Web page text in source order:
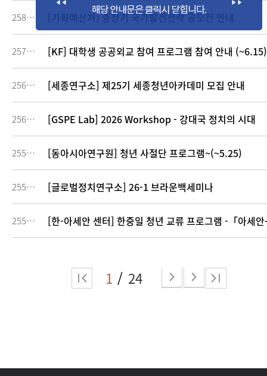
258010 [기획예산처] 중장기 국가발전전략 공모전 안내
257517 [KF] 대학생 공공외교 참여 프로그램 참여 안내 (~6.15)
256740 [세종연구소] 제25기 세종청년아카데미 모집 안내
256295 [GSPE Lab] 2026 Workshop - 강대국 정치의 시대
255705 [동아시아연구원] 청년 사절단 프로그램~(~5.25)
255704 [글로벌정치연구소] 26-1 브라운백세미나
255702 [한-아세안 센터] 한중일 청년 교류 프로그램 -「아세
1 24